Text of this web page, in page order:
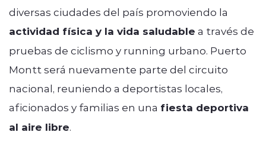
diversas ciudades del país promoviendo la
actividad física y la vida saludable a través de
pruebas de ciclismo y running urbano. Puerto
Montt será nuevamente parte del circuito
nacional, reuniendo a deportistas locales,
aficionados y familias en una fiesta deportiva
al aire libre.